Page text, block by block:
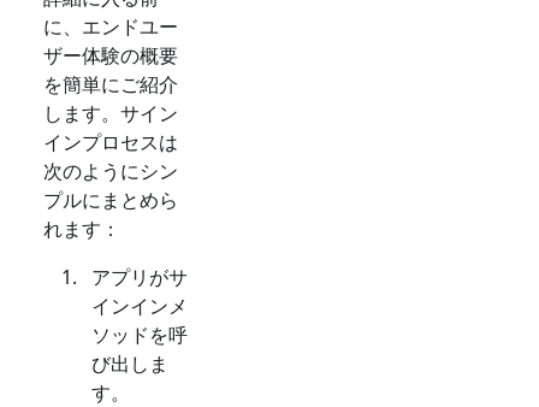
に、エンドユー
ザー体験の概要
を簡単にご紹介
します。サイン
インプロセスは
次のようにシン
プルにまとめら
れます：
アプリがサ
インインメ
ソッドを呼
び出しま
す。